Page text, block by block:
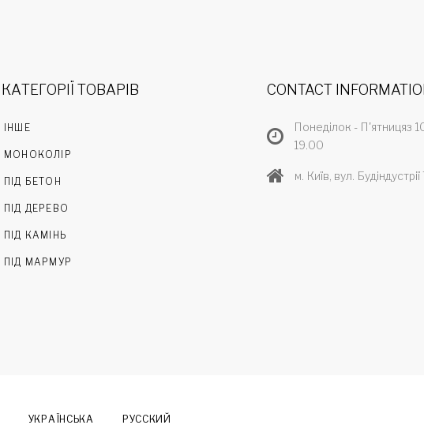
КАТЕГОРІЇ ТОВАРІВ
ІНШЕ
МОНОКОЛІР
ПІД БЕТОН
ПІД ДЕРЕВО
ПІД КАМІНЬ
ПІД МАРМУР
CONTACT
Понеділок - П'ятницяз
19.00
м. Київ, вул. Будіндустрії
УКРАЇНСЬКА РУССКИЙ